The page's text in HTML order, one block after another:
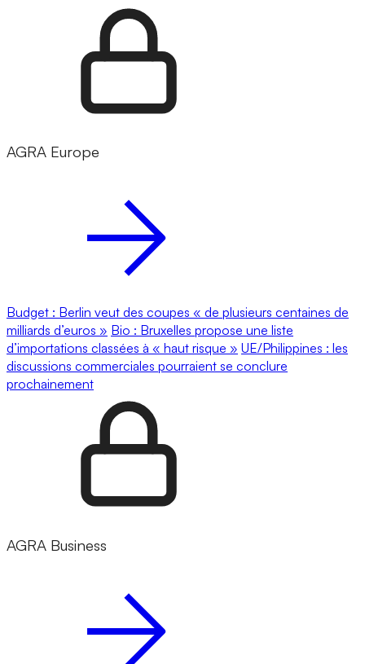
AGRA Europe
Budget : Berlin veut des coupes « de plusieurs centaines de
milliards d’euros » Bio : Bruxelles propose une liste
d’importations classées à « haut risque » UE/Philippines : les
discussions commerciales pourraient se conclure
prochainement
AGRA Business